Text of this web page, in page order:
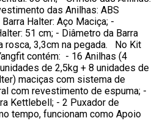
das Anilhas: ABS
Halter: Aço Maciça; -
51 cm; - Diâmetro da Barra
rosca, 3,3cm na pegada. No Kit
contém: - 16 Anilhas (4
de 2,5kg + 8 unidades de
maciças com sistema de
com revestimento de espuma; -
Kettlebell; - 2 Puxador de
tempo, funcionam como Apoio